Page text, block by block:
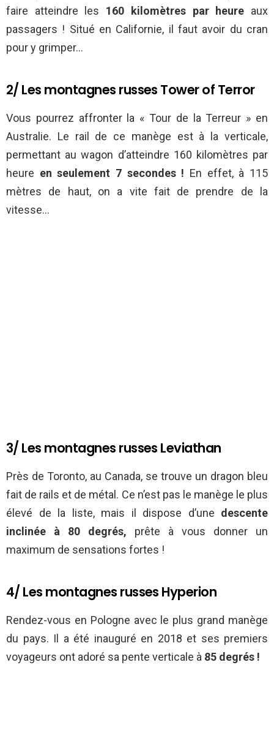
faire atteindre les 160 kilomètres par heure aux
passagers ! Situé en Californie, il faut avoir du cran
pour y grimper…
2/ Les montagnes russes Tower of Terror
Vous pourrez affronter la « Tour de la Terreur » en
Australie. Le rail de ce manège est à la verticale,
permettant au wagon d’atteindre 160 kilomètres par
heure en seulement 7 secondes ! En effet, à 115
mètres de haut, on a vite fait de prendre de la
vitesse…
3/ Les montagnes russes Leviathan
Près de Toronto, au Canada, se trouve un dragon bleu
fait de rails et de métal. Ce n’est pas le manège le plus
élevé de la liste, mais il dispose d’une descente
inclinée à 80 degrés, prête à vous donner un
maximum de sensations fortes !
4/ Les montagnes russes Hyperion
Rendez-vous en Pologne avec le plus grand manège
du pays. Il a été inauguré en 2018 et ses premiers
voyageurs ont adoré sa pente verticale à 85 degrés !